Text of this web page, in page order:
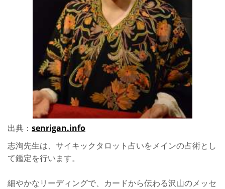
出典： senrigan.info
志洵先生は、サイキックタロット占いをメインの占術とし
て鑑定を行います。
細やかなリーディングで、カードから伝わる沢山のメッセ